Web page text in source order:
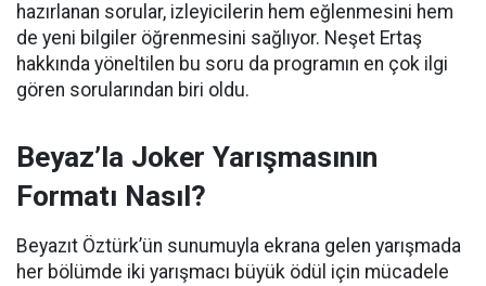
hazırlanan sorular, izleyicilerin hem eğlenmesini hem
de yeni bilgiler öğrenmesini sağlıyor. Neşet Ertaş
hakkında yöneltilen bu soru da programın en çok ilgi
gören sorularından biri oldu.
Beyaz’la Joker Yarışmasının
Formatı Nasıl?
Beyazıt Öztürk’ün sunumuyla ekrana gelen yarışmada
her bölümde iki yarışmacı büyük ödül için mücadele